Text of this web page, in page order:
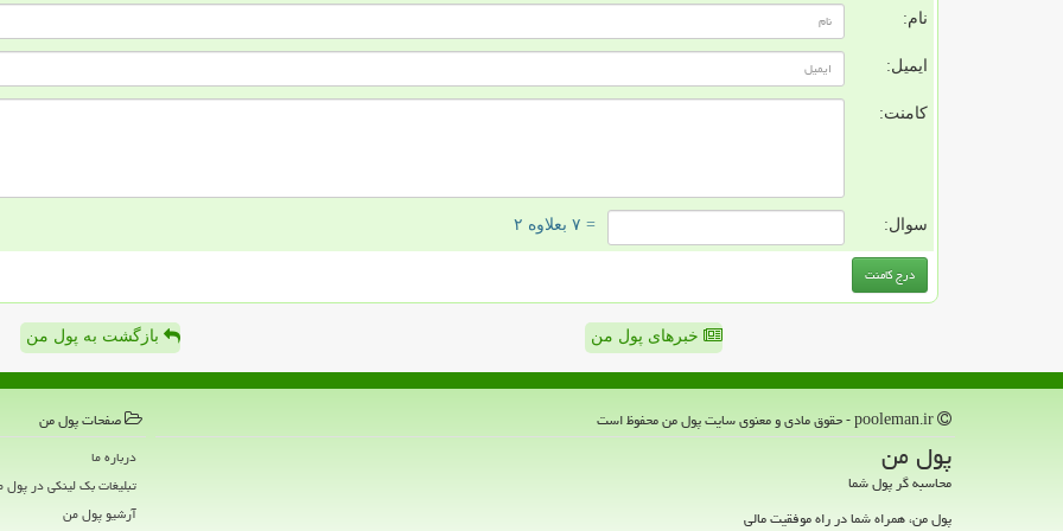
نام:
ایمیل:
کامنت:
سوال: = ۷ بعلاوه ۲
خبرهای پول من بازگشت به پول من
پول من
محاسبه گر پول شما
پول من، همراه شما در راه موفقیت مالی
صفحات پول من
درباره ما
تبلیغات بک لینکی در
آرشیو پول من